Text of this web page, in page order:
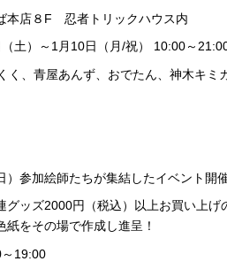
本店８F 忍者トリックハウス内
土）～1月10日（月/祝） 10:00～
く、青屋あんず、おでたん、神木キミ
参加絵師たちが集結したイベント開催
ッズ2000円（税込）以上お買い上げ
をその場で作成し進呈！
19:00